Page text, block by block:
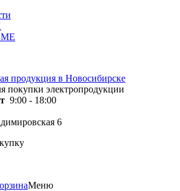
покупки электропродукции
9:00 - 18:00
6
Меню